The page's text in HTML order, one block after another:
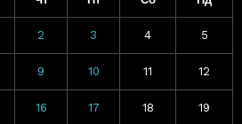
2 3 4 5
9 10 11 12
16 17 18 19